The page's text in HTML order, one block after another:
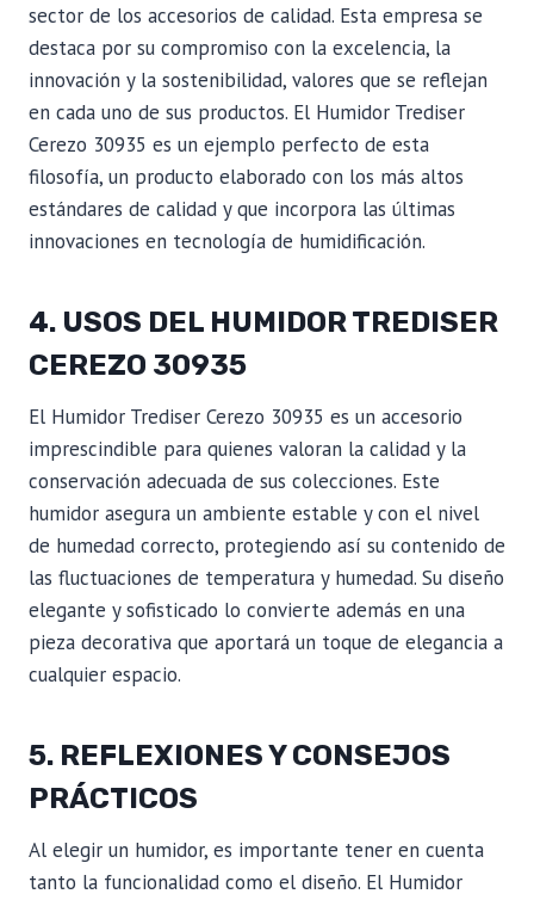
sector de los accesorios de calidad. Esta empresa se
destaca por su compromiso con la excelencia, la
innovación y la sostenibilidad, valores que se reflejan
en cada uno de sus productos. El Humidor Trediser
Cerezo 30935 es un ejemplo perfecto de esta
filosofía, un producto elaborado con los más altos
estándares de calidad y que incorpora las últimas
innovaciones en tecnología de humidificación.
4. USOS DEL HUMIDOR TREDISER
CEREZO 30935
El Humidor Trediser Cerezo 30935 es un accesorio
imprescindible para quienes valoran la calidad y la
conservación adecuada de sus colecciones. Este
humidor asegura un ambiente estable y con el nivel
de humedad correcto, protegiendo así su contenido de
las fluctuaciones de temperatura y humedad. Su diseño
elegante y sofisticado lo convierte además en una
pieza decorativa que aportará un toque de elegancia a
cualquier espacio.
5. REFLEXIONES Y CONSEJOS
PRÁCTICOS
Al elegir un humidor, es importante tener en cuenta
tanto la funcionalidad como el diseño. El Humidor